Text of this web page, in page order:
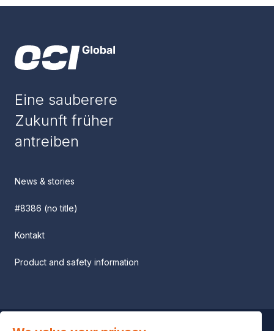
Eine sauberere
Zukunft früher
antreiben
News & stories
#8386 (no title)
Kontakt
Product and safety information